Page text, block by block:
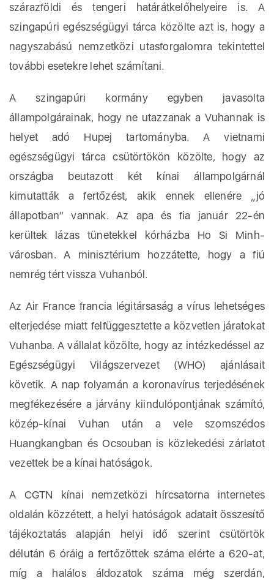
szárazföldi és tengeri határátkelőhelyeire is. A
szingapúri egészségügyi tárca közölte azt is, hogy a
nagyszabású nemzetközi utasforgalomra tekintettel
további esetekre lehet számítani.
A szingapúri kormány egyben javasolta
állampolgárainak, hogy ne utazzanak a Vuhannak is
helyet adó Hupej tartományba. A vietnami
egészségügyi tárca csütörtökön közölte, hogy az
országba beutazott két kínai állampolgárnál
kimutatták a fertőzést, akik ennek ellenére „jó
állapotban” vannak. Az apa és fia január 22-én
kerültek lázas tünetekkel kórházba Ho Si Minh-
városban. A minisztérium hozzátette, hogy a fiú
nemrég tért vissza Vuhanból.
Az Air France francia légitársaság a vírus lehetséges
elterjedése miatt felfüggesztette a közvetlen járatokat
Vuhanba. A vállalat közölte, hogy az intézkedéssel az
Egészségügyi Világszervezet (WHO) ajánlásait
követik. A nap folyamán a koronavírus terjedésének
megfékezésére a járvány kiindulópontjának számító,
közép-kínai Vuhan után a vele szomszédos
Huangkangban és Ocsouban is közlekedési zárlatot
vezettek be a kínai hatóságok.
A CGTN kínai nemzetközi hírcsatorna internetes
oldalán közzétett, a helyi hatóságok adatait összesítő
tájékoztatás alapján helyi idő szerint csütörtök
délután 6 óráig a fertőzöttek száma elérte a 620-at,
míg a halálos áldozatok száma még szerdán,